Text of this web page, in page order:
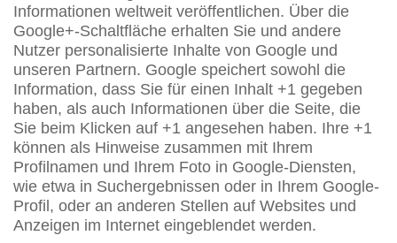
Informationen weltweit veröffentlichen. Über die
Google+-Schaltfläche erhalten Sie und andere
Nutzer personalisierte Inhalte von Google und
unseren Partnern. Google speichert sowohl die
Information, dass Sie für einen Inhalt +1 gegeben
haben, als auch Informationen über die Seite, die
Sie beim Klicken auf +1 angesehen haben. Ihre +1
können als Hinweise zusammen mit Ihrem
Profilnamen und Ihrem Foto in Google-Diensten,
wie etwa in Suchergebnissen oder in Ihrem Google-
Profil, oder an anderen Stellen auf Websites und
Anzeigen im Internet eingeblendet werden.